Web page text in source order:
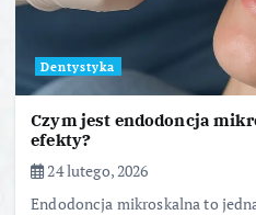
Dentystyka
Czym jest endodoncja
efekty?
24 lutego, 2026
Endodoncja mikroskalna to